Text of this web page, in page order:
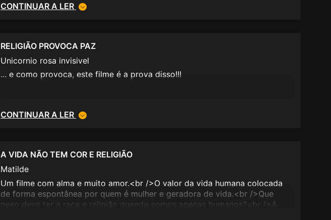
CONTINUAR A LER
RELIGIÃO PROVOCA PAZ
Unicornio rosa invisivel
... e como provoca, este filme é a prova disso!!!
CONTINUAR A LER
A VIDA NÃO TEM COR E RELIGIÃO
Matilde
Um filme com alma e muito amor.<br />O valor da vida humana colocada
de forma espontânea por quem é mulher e geradora de vida.<br />Que
peso deve ter a raça e religião quando somos apenas humanos?<br />A